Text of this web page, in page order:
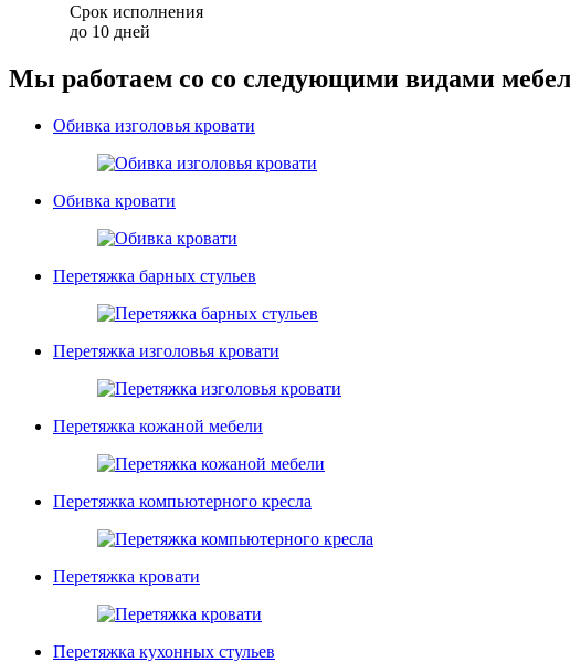
Срок исполнения
до 10 дней
Мы работаем со со следующими видами
Обивка изголовья кровати
Обивка кровати
Перетяжка барных стульев
Перетяжка изголовья кровати
Перетяжка кожаной мебели
Перетяжка компьютерного кресла
Перетяжка кровати
Перетяжка кухонных стульев